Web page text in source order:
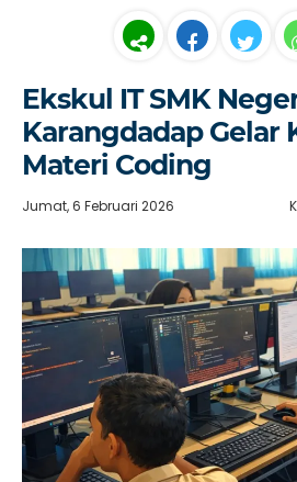
Ekskul IT SMK
Karangdadap Gelar
Materi Coding
Jumat, 6 Februari 2026